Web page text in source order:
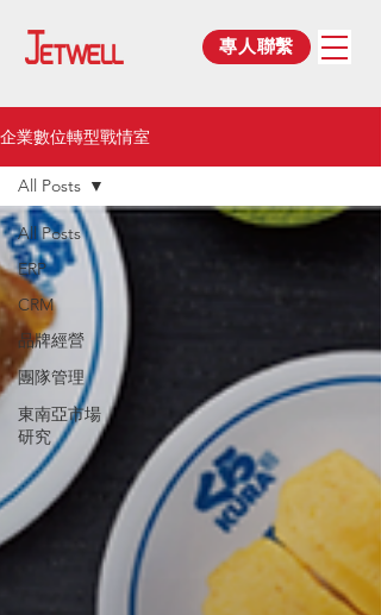
專人聯繫
企業數位轉型戰情室
All Posts
ERP
CRM
品牌經營
團隊管理
東南亞市場
研究
All Posts